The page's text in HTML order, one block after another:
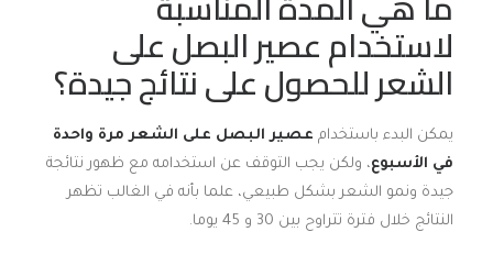
لاستخدام عصير البصل على
الشعر للحصول على نتائج جيدة؟
يمكن البدء باستخدام عصير البصل على الشعر مرة واحدة
في الأسبوع، ولكن يجب التوقف عن استخدامه مع ظهور نتائجة
جيدة ونمو الشعر بشكل طبيعي، علما بأنه في الغالب تظهر
النتائج خلال فترة تتراوح بين 30 و 45 يوما.